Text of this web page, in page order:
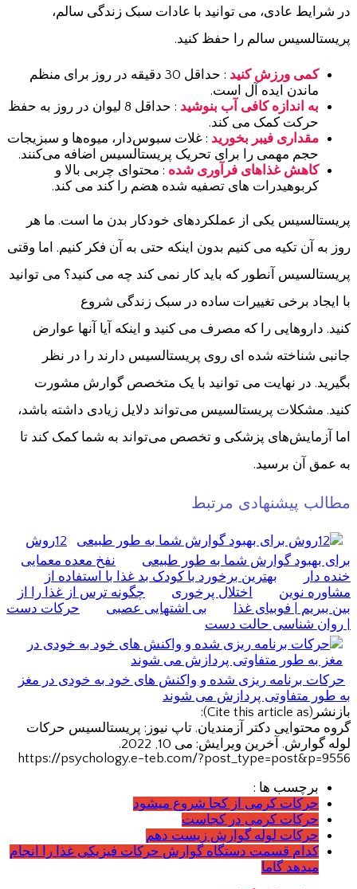
در شرایط عادی، می توانید با عادات سبک زندگی سالم،
پریستالسیس سالم را حفظ کنید.
کمی ورزش کنید
: حداقل 30 دقیقه در روز برای منظم
ماندن ایده آل است.
به اندازه کافی آب بنوشید
: حداقل 8 لیوان در روز به حفظ
حرکت کمک می کند.
مقداری فیبر بخورید : غلات سبوس‌دار، میوه‌ها و سبزیجات
حجم مهمی را برای تحریک پریستالسیس اضافه می‌کنند.
کاهش غذاهای فرآوری شده : محتوای چربی بالا و
کربوهیدرات های تصفیه شده هضم را کند می کند.
پریستالسیس یکی از عملکردهای خودکار بدن ما است. ما هر
روز به آن تکیه می کنیم بدون اینکه حتی به آن فکر کنیم. اما وقتی
پریستالسیس آنطور که باید کار نمی کند چه می کنید؟ می توانید
با ایجاد برخی تغییرات ساده در سبک زندگی شروع
کنید. داروهایی را که مصرف می کنید و اینکه آیا آنها عوارض
جانبی شناخته شده ای روی پریستالسیس دارند را در نظر
بگیرید. در نهایت می توانید با یک متخصص گوارش مشورت
کنید. مشکلات پریستالسیس می‌تواند دلایل زیادی داشته باشد،
اما آزمایش‌های پزشکی و تخصص می‌تواند به شما کمک کند تا
به عمق آن برسید.
مطالب پیشنهادی مرتبط
12روش
برای بهبود گوارش شما به طور طبیعی
نفخ معده معمایی
خنده دار
بهترین برخورد با کودک بد غذا با استفاده از
مشاوره نوین
اختلال پرخوری
چگونه ترس از غذا را از
بین ببریم | فوبیای غذا
بی اشتهایی عصبی
حرکات دست
| روان شناسی حالت دست
حرکات برنامه ریزی شده و واکنش های خود به خودی در مغز
به طور متفاوتی پردازش می شوند
بازنشر(Cite this article as):
گروه محتوایی دکتر آزمندیان. تاپ نیوز: پریستالسیس حرکات
لوله گوارش. آخرین ویرایش: می 10, 2022.
https://psychology.e-teb.com/?post_type=post&p=9556
برچسب ها :
حرکات کرمی از کجا شروع میشود
حرکات کرمی در کجاست
حرکات لوله گوارش زیست دهم
کدام قسمت دستگاه گوارش حرکات فیزیکی غذا را انجام
میدهد گاما